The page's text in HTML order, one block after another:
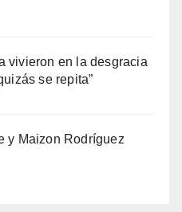
vivieron en la desgracia
se repita”
y Maizon Rodríguez